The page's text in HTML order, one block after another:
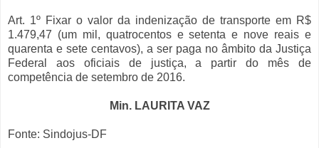
Art. 1º Fixar o valor da indenização de transporte em R$
1.479,47 (um mil, quatrocentos e setenta e nove reais e
quarenta e sete centavos), a ser paga no âmbito da Justiça
Federal aos oficiais de justiça, a partir do mês de
competência de setembro de 2016.
Min. LAURITA VAZ
Fonte: Sindojus-DF